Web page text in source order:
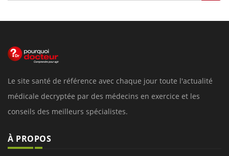
Le site santé de référence avec chaque jour toute l'actualité
médicale decryptée par des médecins en exercice et les
conseils des meilleurs spécialistes.
À PROPOS